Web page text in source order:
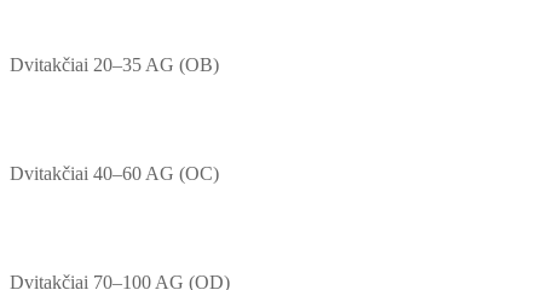
Dvitakčiai 20–35 AG (OB)
Dvitakčiai 40–60 AG (OC)
Dvitakčiai 70–100 AG (OD)